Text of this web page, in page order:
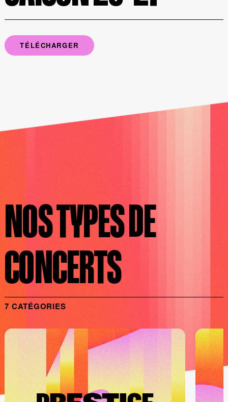
TÉLÉCHARGER
NOS TYPES DE
CONCERTS
7 CATÉGORIES